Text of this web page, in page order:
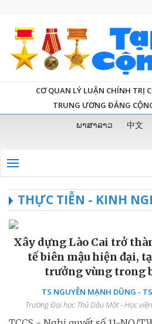
CƠ QUAN LÝ LUẬN CHÍNH TRỊ
TRUNG ƯƠNG ĐẢNG
ພາສາລາວ 中文
THỰC TIỄN - KINH
Xây dựng Lào Cai trở
tế biên mậu hiện đại,
trưởng vùng trong
TS NGUYỄN MẠNH DŨNG -
Trường Đại học Thủ Dầu Một - Học